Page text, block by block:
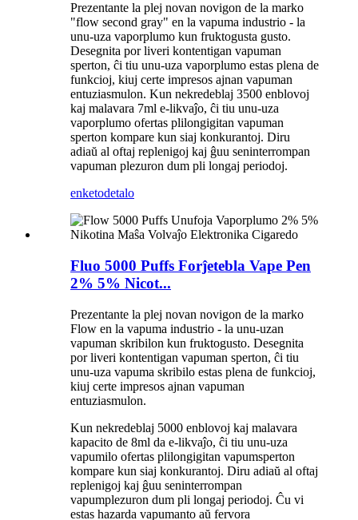
Prezentante la plej novan novigon de la marko
"flow second gray" en la vapuma industrio - la
unu-uza vaporplumo kun fruktogusta gusto.
Desegnita por liveri kontentigan vapuman
sperton, ĉi tiu unu-uza vaporplumo estas plena de
funkcioj, kiuj certe impresos ajnan vapuman
entuziasmulon. Kun nekredeblaj 3500 enblovoj
kaj malavara 7ml e-likvaĵo, ĉi tiu unu-uza
vaporplumo ofertas plilongigitan vapuman
sperton kompare kun siaj konkurantoj. Diru
adiaŭ al oftaj replenigoj kaj ĝuu seninterrompan
vapuman plezuron dum pli longaj periodoj.
enketodetalo
Fluo 5000 Puffs Forĵetebla Vape Pen
2% 5% Nicot...
Prezentante la plej novan novigon de la marko
Flow en la vapuma industrio - la unu-uzan
vapuman skribilon kun fruktogusto. Desegnita
por liveri kontentigan vapuman sperton, ĉi tiu
unu-uza vapuma skribilo estas plena de funkcioj,
kiuj certe impresos ajnan vapuman
entuziasmulon.
Kun nekredeblaj 5000 enblovoj kaj malavara
kapacito de 8ml da e-likvaĵo, ĉi tiu unu-uza
vapumilo ofertas plilongigitan vapumsperton
kompare kun siaj konkurantoj. Diru adiaŭ al oftaj
replenigoj kaj ĝuu seninterrompan
vapumplezuron dum pli longaj periodoj. Ĉu vi
estas hazarda vapumanto aŭ fervora